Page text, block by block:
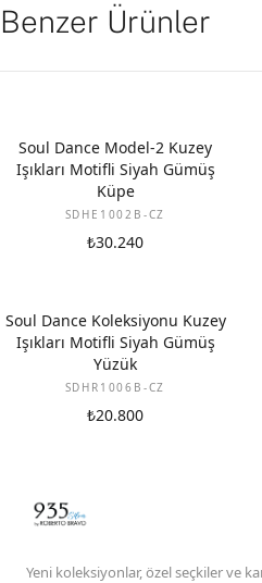
Benzer Ürünler
Soul Dance Model-2 Kuzey
Işıkları Motifli Siyah Gümüş
Küpe
SDHE1002B-CZ
₺30.240
Soul Dance Koleksiyonu Kuzey
Işıkları Motifli Siyah Gümüş
Yüzük
SDHR1006B-CZ
₺20.800
Yeni koleksiyonlar, özel seçkiler ve